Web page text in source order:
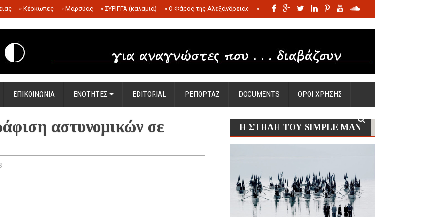
» Κέρκωπες » Μαρσύας » ΣΥΡΙΓΓΑ (καλαμιά) » Ο Φάρος της Αλεξάνδρειας » Η σφαγή των νηπίων της Σάντας
.
ΕΠΙΚΟΙΝΩΝΙΑ ΕΝΟΤΗΤΕΣ EDITORIAL ΡΕΠΟΡΤΑΖ DOCUMENTS ΟΡΟΙ ΧΡΗΣΗΣ
αστυνομικών σε
Η ΣΤΗΛΗ ΤΟΥ SIMPLE MAN